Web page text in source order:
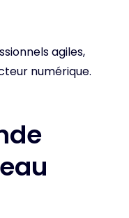
agiles,
numérique.